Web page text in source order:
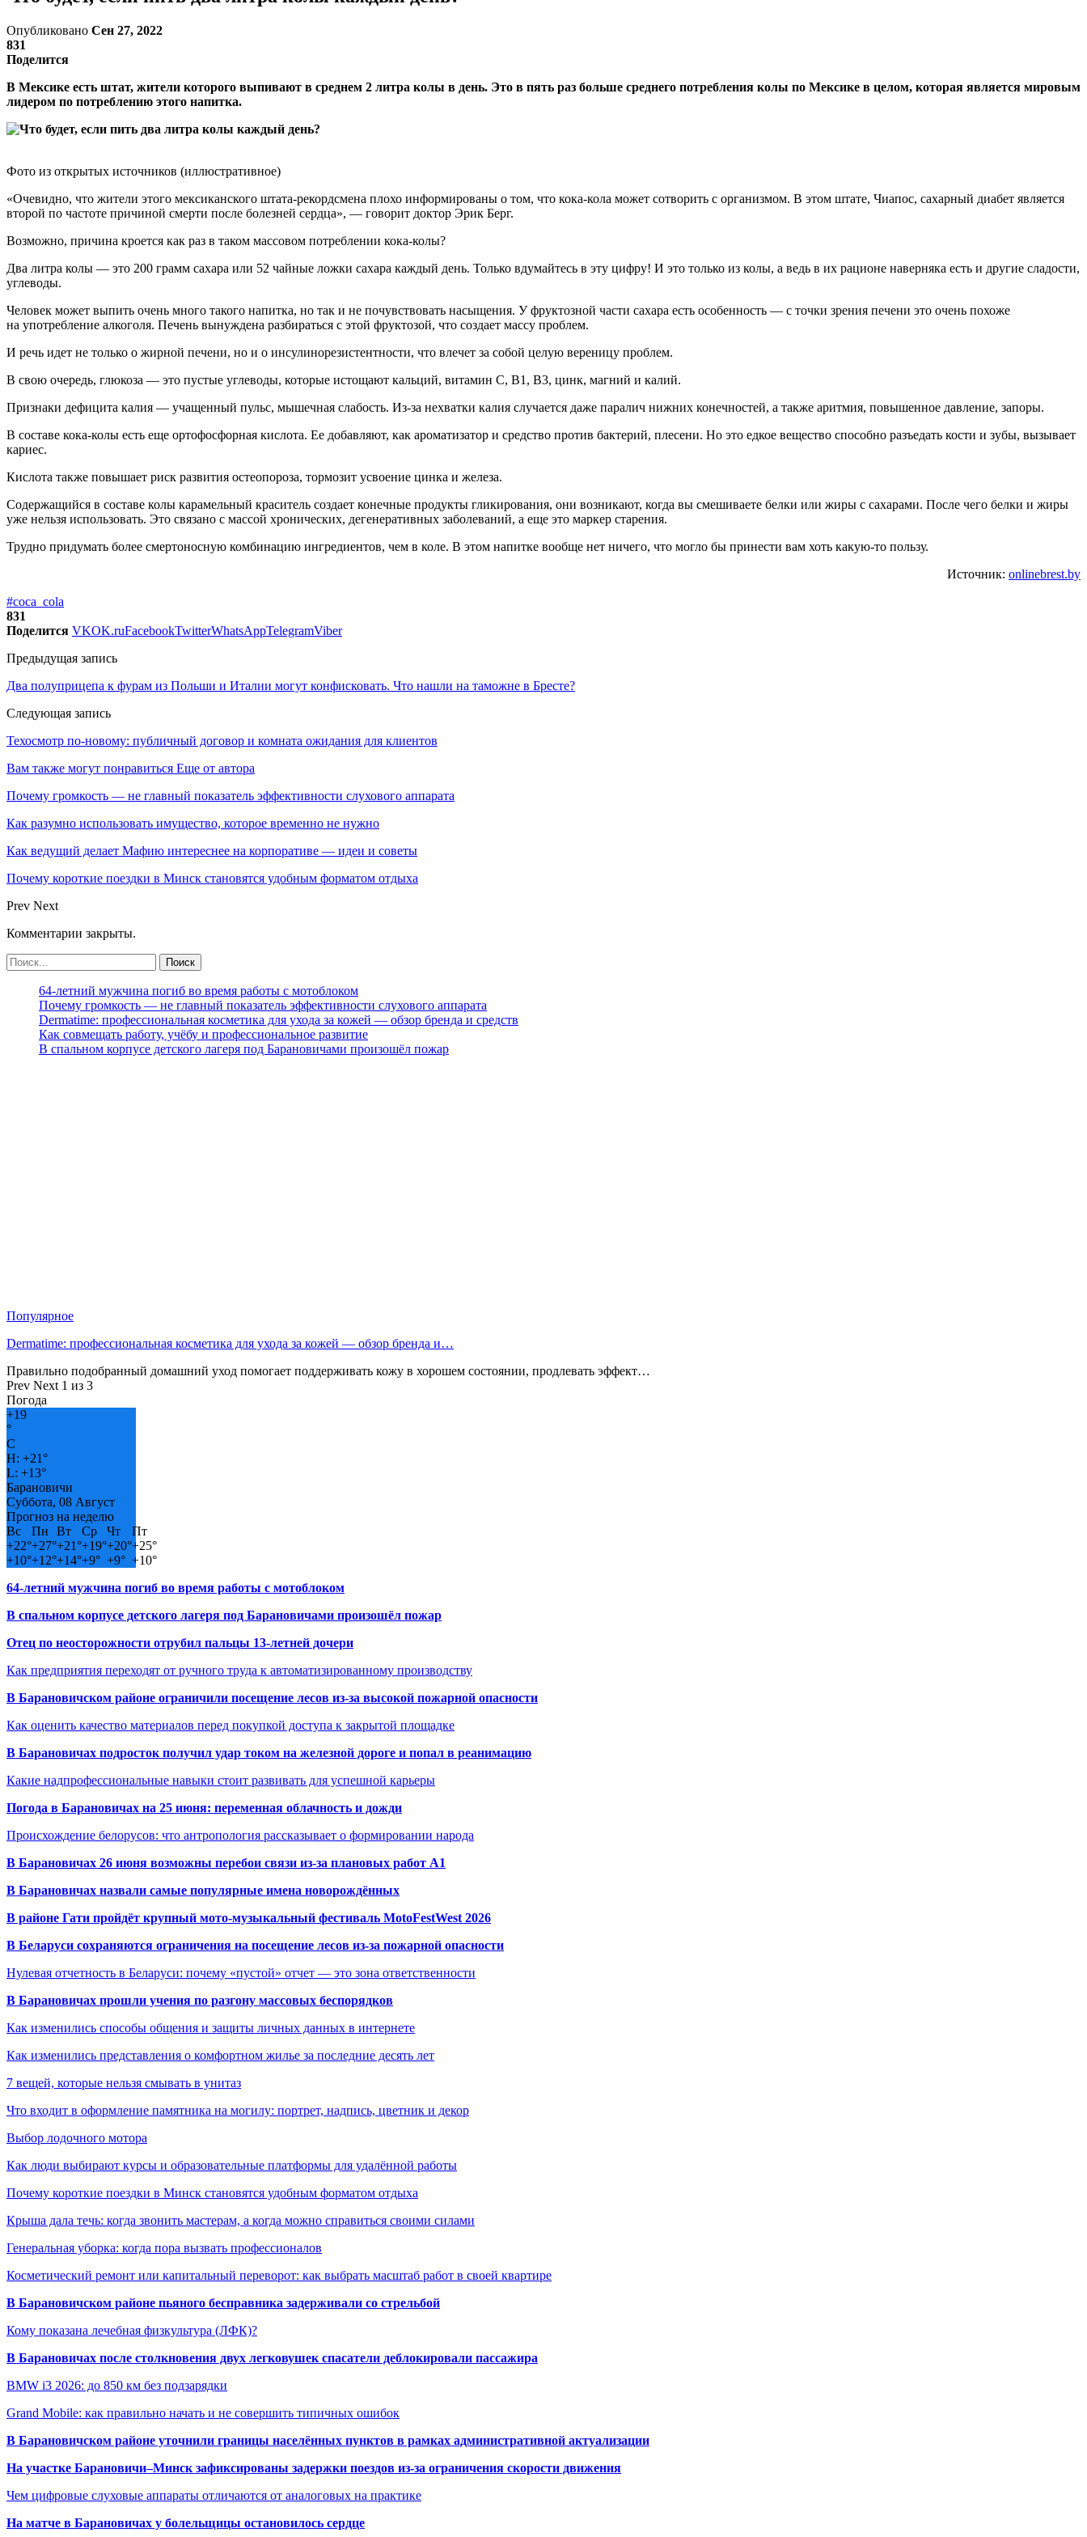
Опубликовано Сен 27, 2022
831
Поделится
В Мексике есть штат, жители которого выпивают в среднем 2 литра колы в день. Это в пять раз больше среднего потребления колы по Мексике в целом, которая является мировым
лидером по потреблению этого напитка.
Фото из открытых источников (иллюстративное)
«Очевидно, что жители этого мексиканского штата-рекордсмена плохо информированы о том, что кока-кола может сотворить с организмом. В этом штате, Чиапос, сахарный диабет является
второй по частоте причиной смерти после болезней сердца», — говорит доктор Эрик Берг.
Возможно, причина кроется как раз в таком массовом потреблении кока-колы?
Два литра колы — это 200 грамм сахара или 52 чайные ложки сахара каждый день. Только вдумайтесь в эту цифру! И это только из колы, а ведь в их рационе наверняка есть и другие сладости,
углеводы.
Человек может выпить очень много такого напитка, но так и не почувствовать насыщения. У фруктозной части сахара есть особенность — с точки зрения печени это очень похоже
на употребление алкоголя. Печень вынуждена разбираться с этой фруктозой, что создает массу проблем.
И речь идет не только о жирной печени, но и о инсулинорезистентности, что влечет за собой целую вереницу проблем.
В свою очередь, глюкоза — это пустые углеводы, которые истощают кальций, витамин С, В1, В3, цинк, магний и калий.
Признаки дефицита калия — учащенный пульс, мышечная слабость. Из-за нехватки калия случается даже паралич нижних конечностей, а также аритмия, повышенное давление, запоры.
В составе кока-колы есть еще ортофосфорная кислота. Ее добавляют, как ароматизатор и средство против бактерий, плесени. Но это едкое вещество способно разъедать кости и зубы, вызывает
кариес.
Кислота также повышает риск развития остеопороза, тормозит усвоение цинка и железа.
Содержащийся в составе колы карамельный краситель создает конечные продукты гликирования, они возникают, когда вы смешиваете белки или жиры с сахарами. После чего белки и жиры
уже нельзя использовать. Это связано с массой хронических, дегенеративных заболеваний, а еще это маркер старения.
Трудно придумать более смертоносную комбинацию ингредиентов, чем в коле. В этом напитке вообще нет ничего, что могло бы принести вам хоть какую-то пользу.
Источник: onlinebrest.by
#coca_cola
831
Поделится VKOK.ruFacebookTwitterWhatsAppTelegramViber
Предыдущая запись
Два полуприцепа к фурам из Польши и Италии могут конфисковать. Что нашли на таможне в Бресте?
Следующая запись
Техосмотр по-новому: публичный договор и комната ожидания для клиентов
Вам также могут понравиться Еще от автора
Почему громкость — не главный показатель эффективности слухового аппарата
Как разумно использовать имущество, которое временно не нужно
Как ведущий делает Мафию интереснее на корпоративе — идеи и советы
Почему короткие поездки в Минск становятся удобным форматом отдыха
Prev Next
Комментарии закрыты.
64-летний мужчина погиб во время работы с мотоблоком
Почему громкость — не главный показатель эффективности слухового аппарата
Dermatime: профессиональная косметика для ухода за кожей — обзор бренда и средств
Как совмещать работу, учёбу и профессиональное развитие
В спальном корпусе детского лагеря под Барановичами произошёл пожар
Популярное
Dermatime: профессиональная косметика для ухода за кожей — обзор бренда и…
Правильно подобранный домашний уход помогает поддерживать кожу в хорошем состоянии, продлевать эффект…
Prev Next 1 из 3
Погода
+19
°
C
H: +21°
L: +13°
Барановичи
Суббота, 08 Август
Прогноз на неделю
Вс
Пн Вт Ср Чт
Пт
+22°+27°+21°+19°+20°+25°
+10°+12°+14°+9° +9° +10°
64-летний мужчина погиб во время работы с мотоблоком
В спальном корпусе детского лагеря под Барановичами произошёл пожар
Отец по неосторожности отрубил пальцы 13-летней дочери
Как предприятия переходят от ручного труда к автоматизированному производству
В Барановичском районе ограничили посещение лесов из-за высокой пожарной опасности
Как оценить качество материалов перед покупкой доступа к закрытой площадке
В Барановичах подросток получил удар током на железной дороге и попал в реанимацию
Какие надпрофессиональные навыки стоит развивать для успешной карьеры
Погода в Барановичах на 25 июня: переменная облачность и дожди
Происхождение белорусов: что антропология рассказывает о формировании народа
В Барановичах 26 июня возможны перебои связи из-за плановых работ A1
В Барановичах назвали самые популярные имена новорождённых
В районе Гати пройдёт крупный мото-музыкальный фестиваль MotoFestWest 2026
В Беларуси сохраняются ограничения на посещение лесов из-за пожарной опасности
Нулевая отчетность в Беларуси: почему «пустой» отчет — это зона ответственности
В Барановичах прошли учения по разгону массовых беспорядков
Как изменились способы общения и защиты личных данных в интернете
Как изменились представления о комфортном жилье за последние десять лет
7 вещей, которые нельзя смывать в унитаз
Что входит в оформление памятника на могилу: портрет, надпись, цветник и декор
Выбор лодочного мотора
Как люди выбирают курсы и образовательные платформы для удалённой работы
Почему короткие поездки в Минск становятся удобным форматом отдыха
Крыша дала течь: когда звонить мастерам, а когда можно справиться своими силами
Генеральная уборка: когда пора вызвать профессионалов
Косметический ремонт или капитальный переворот: как выбрать масштаб работ в своей квартире
В Барановичском районе пьяного бесправника задерживали со стрельбой
Кому показана лечебная физкультура (ЛФК)?
В Барановичах после столкновения двух легковушек спасатели деблокировали пассажира
BMW i3 2026: до 850 км без подзарядки
Grand Mobile: как правильно начать и не совершить типичных ошибок
В Барановичском районе уточнили границы населённых пунктов в рамках административной актуализации
На участке Барановичи–Минск зафиксированы задержки поездов из-за ограничения скорости движения
Чем цифровые слуховые аппараты отличаются от аналоговых на практике
На матче в Барановичах у болельщицы остановилось сердце